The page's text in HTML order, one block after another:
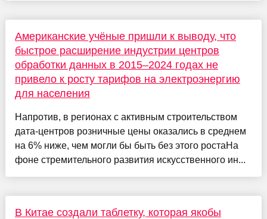
Американские учёные пришли к выводу, что
быстрое расширение индустрии центров
обработки данных в 2015–2024 годах не
привело к росту тарифов на электроэнергию
для населения
Напротив, в регионах с активным строительством
дата-центров розничные цены оказались в среднем
на 6% ниже, чем могли бы быть без этого ростаНа
фоне стремительного развития искусственного ин...
В Китае создали таблетку, которая якобы